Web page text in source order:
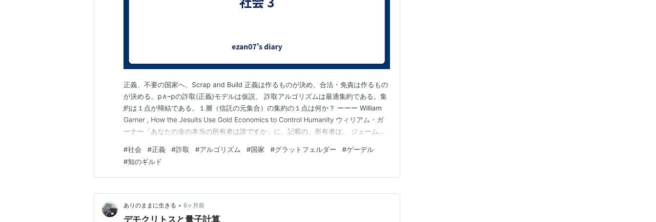
正義、不要の国家へ、Scrap and Build 正義は作るものが決め、合法・免責は作るもの
が決める。p∧¬pの詐取(正義)モデルは仮説、 詐取アルゴリズムは最適集約である。集
約は１点が帰結である。１層（信託の元集合）の集約の１点は何か？ ーーー William
Garner , How the Jesuits Use Gold Economics to Control Humanity ウィリアム・ガ
ーナー「あなたの金の本当の所有者は誰ですか」に、記載の、所有者は、 ジェーム
クの構造を数学的に…
#社会 #正義 #詐取 #アルゴリズム #国家 #グラットフェルダー #ゲーデル
#知のギルド
ありのままに生きる • 6ヶ月前
デモクリトスと量子計算